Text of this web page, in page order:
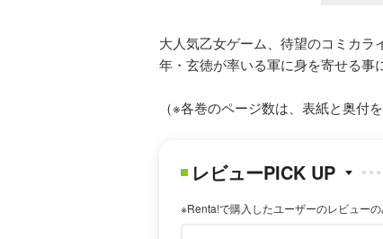
大人気乙女ゲーム、待望のコミカ
年・玄徳が率いる軍に身を寄せる
（※各巻のページ数は、表紙と奥付
レビューPICK UP
※Renta!で購入したユーザーのレビュー